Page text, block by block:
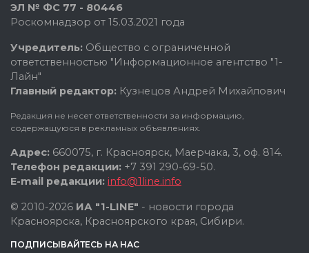
ЭЛ № ФС 77 - 80446
Роскомнадзор от 15.03.2021 года
Учредитель: Общество с ограниченной
ответственностью "Информационное агентство "1-
Лайн"
Главный редактор: Кузнецов Андрей Михайлович
Редакция не несет ответственности за информацию,
содержащуюся в рекламных объявлениях.
Адрес: 660075, г. Красноярск, Маерчака, 3, оф. 814.
Телефон редакции: +7 391 290-69-50.
E-mail редакции: info@1line.info
© 2010-2026 ИА "1-LINE" - новости города
Красноярска, Красноярского края, Сибири.
ПОДПИСЫВАЙТЕСЬ НА НАС